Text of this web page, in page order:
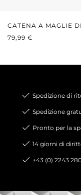
CATENA A MAGLIE
PREZZO
79,99 €
Spedizione di
Spedizione
Pronto per la
14 giorni di
+43 (0) 2243